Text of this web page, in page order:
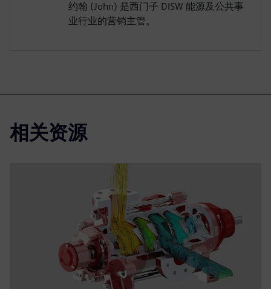
约翰 (John) 是西门子 DISW 能源及公共事
业行业的营销主管。
相关资源